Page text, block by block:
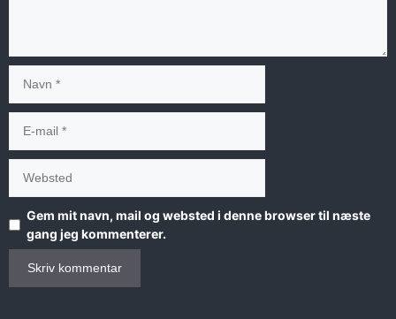
mail
Gem mit navn, mail og websted i denne browser til næste
gang jeg kommenterer.